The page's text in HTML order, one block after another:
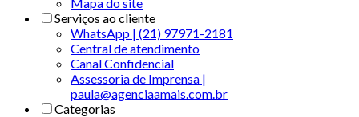
Serviços ao cliente
WhatsApp | (21) 97971-2181
Central de atendimento
Canal Confidencial
Assessoria de Imprensa |
paula@agenciaamais.com.br
Categorias